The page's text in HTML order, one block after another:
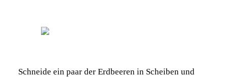
Schneide ein paar der Erdbeeren in Scheiben und